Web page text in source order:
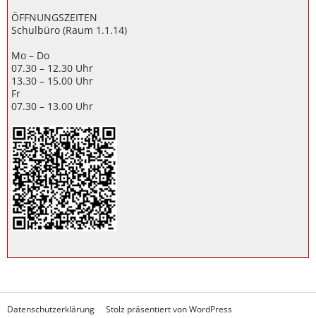
ÖFFNUNGSZEITEN
Schulbüro (Raum 1.1.14)
Mo – Do
07.30 – 12.30 Uhr
13.30 – 15.00 Uhr
Fr
07.30 – 13.00 Uhr
Datenschutzerklärung Stolz präsentiert von WordPress